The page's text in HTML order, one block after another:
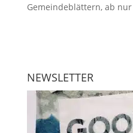
Gemeindeblättern, ab nur
NEWSLETTER